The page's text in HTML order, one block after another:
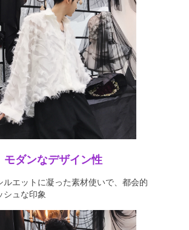
モダンなデザイン性
ルエットに凝った素材使いで、都会的
シュな印象